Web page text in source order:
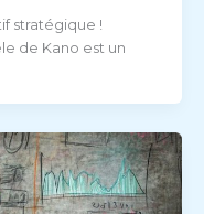
stratégique !
de Kano est un